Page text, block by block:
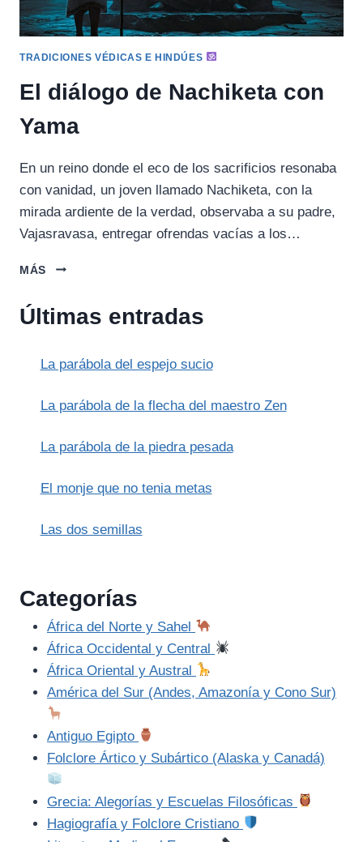
TRADICIONES VÉDICAS E HINDÚES
El diálogo de Nachiketa con
Yama
En un reino donde el eco de los sacrificios resonaba
con vanidad, un joven llamado Nachiketa, con la
mirada ardiente de la verdad, observaba a su padre,
Vajasravasa, entregar ofrendas vacías a los…
MÁS
EL
NACHIKETA
Últimas entradas
La parábola del espejo sucio
La parábola de la flecha del maestro Zen
La parábola de la piedra pesada
El monje que no tenia metas
Las dos semillas
Categorías
África del Norte y Sahel
África Occidental y Central
África Oriental y Austral
América del Sur (Andes, Amazonía y Cono Sur)
Antiguo Egipto
Folclore Ártico y Subártico (Alaska y Canadá)
Grecia: Alegorías y Escuelas Filosóficas
Hagiografía y Folclore Cristiano